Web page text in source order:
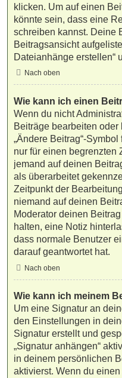
klicken. Um auf einen
könnte sein, dass eine
schreiben kannst. Deine
Beitragsansicht
Dateianhänge erstellen“
Nach oben
Wie kann ich einen
Wenn du nicht
Beiträge bearbeiten
„Ändere Beitrag“-
nur für einen begrenzten
jemand auf deinen
als überarbeitet
Zeitpunkt der
niemand auf deinen
Moderator deinen
halten, eine Notiz
dass normale Benutzer
darauf geantwortet hat.
Nach oben
Wie kann ich meinem
Um eine Signatur an
den Einstellungen in
Signatur erstellt und
„Signatur anhängen“
in deinem persönlichen
aktivierst. Wenn du